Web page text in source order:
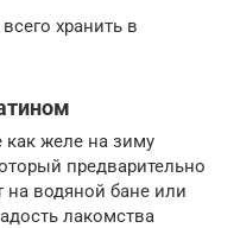
хранить в
как желе на зиму
предварительно
на водяной бане или
лакомства